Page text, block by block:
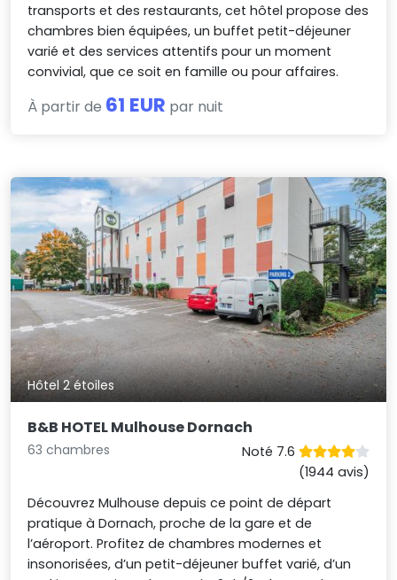
transports et des restaurants, cet hôtel propose des
chambres bien équipées, un buffet petit-déjeuner
varié et des services attentifs pour un moment
convivial, que ce soit en famille ou pour affaires.
À partir de 61 EUR par nuit
Hôtel 2 étoiles
B&B HOTEL Mulhouse Dornach
63 chambres
Noté 7.6
(1944 avis)
Découvrez Mulhouse depuis ce point de départ
pratique à Dornach, proche de la gare et de
l’aéroport. Profitez de chambres modernes et
insonorisées, d’un petit-déjeuner buffet varié, d’un